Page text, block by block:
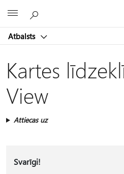
Atbalsts
Kartes
View
Attiecas uz
Svarīgi!